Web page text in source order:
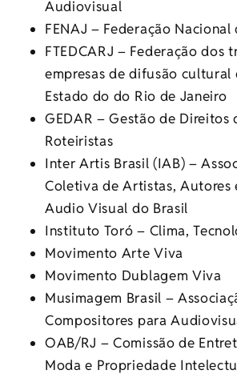
Audiovisual
FENAJ – Federação
FTEDCARJ – Federação dos
empresas de difusão cultural
Estado do do Rio de Janeiro
GEDAR – Gestão de Direitos
Roteiristas
Inter Artis Brasil (IAB) –
Coletiva de Artistas, Autores
Audio Visual do Brasil
Instituto Toró – Clima,
Movimento Arte Viva
Movimento Dublagem Viva
Musimagem Brasil –
Compositores para
OAB/RJ – Comissão de
Moda e Propriedade